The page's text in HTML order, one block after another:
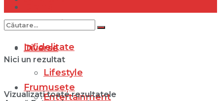
Internațional
Diverse
Lifestyle
Entertainment
Infidelitate
Frumusețe
Nici un rezultat
Vizualizați toate rezultatele